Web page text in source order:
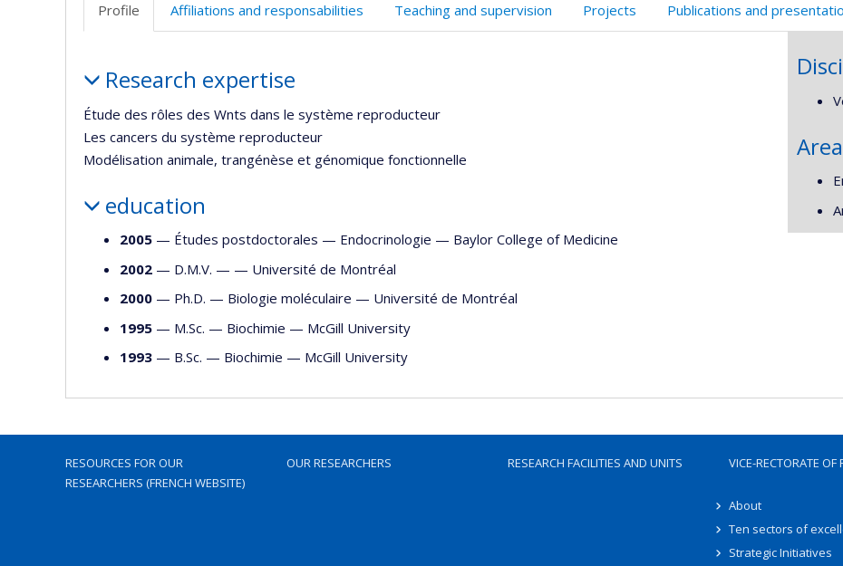
Profile
Affiliations and responsabilities Teaching and supervision Projects Publications and
Research expertise
Étude des rôles des Wnts dans le système reproducteur
Les cancers du système reproducteur
Modélisation animale, trangénèse et génomique fonctionnelle
education
2005 — Études postdoctorales — Endocrinologie — Baylor College of Medicine
2002 — D.M.V. — — Université de Montréal
2000 — Ph.D. — Biologie moléculaire — Université de Montréal
1995 — M.Sc. — Biochimie — McGill University
1993 — B.Sc. — Biochimie — McGill University
RESOURCES FOR OUR
RESEARCHERS (FRENCH WEBSITE)
OUR RESEARCHERS RESEARCH FACILITIES AND UNITS VICE-RECTORATE OF
About
Ten sectors of
Strategic Initiatives